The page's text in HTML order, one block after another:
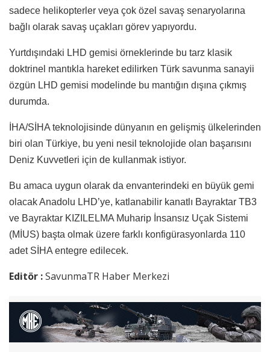
sadece helikopterler veya çok özel savaş senaryolarına
bağlı olarak savaş uçakları görev yapıyordu.
Yurtdışındaki LHD gemisi örneklerinde bu tarz klasik
doktrinel mantıkla hareket edilirken Türk savunma sanayii
özgün LHD gemisi modelinde bu mantığın dışına çıkmış
durumda.
İHA/SİHA teknolojisinde dünyanın en gelişmiş ülkelerinden
biri olan Türkiye, bu yeni nesil teknolojide olan başarısını
Deniz Kuvvetleri için de kullanmak istiyor.
Bu amaca uygun olarak da envanterindeki en büyük gemi
olacak Anadolu LHD’ye, katlanabilir kanatlı Bayraktar TB3
ve Bayraktar KIZILELMA Muharip İnsansız Uçak Sistemi
(MİUS) başta olmak üzere farklı konfigürasyonlarda 110
adet SİHA entegre edilecek.
Editör :SavunmaTR Haber Merkezi